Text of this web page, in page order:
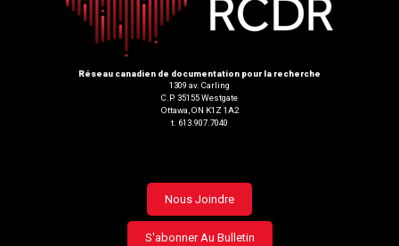
Réseau canadien de documentation pour la recherche
1309 av. Carling
C.P. 35155 Westgate
Ottawa, ON K1Z 1A2
t. 613.907.7040
Footer
menu
Nous Joindre
S'abonner Au Bulletin